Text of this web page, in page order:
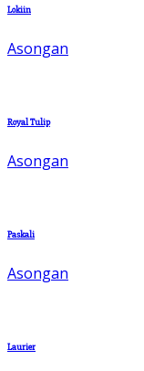
Lokiin
Asongan
Royal Tulip
Asongan
Paskali
Asongan
Laurier